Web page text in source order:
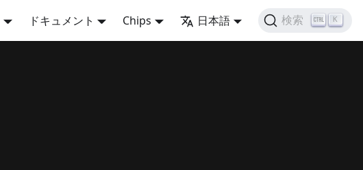
ドキュメント Chips 日本語 検索 K